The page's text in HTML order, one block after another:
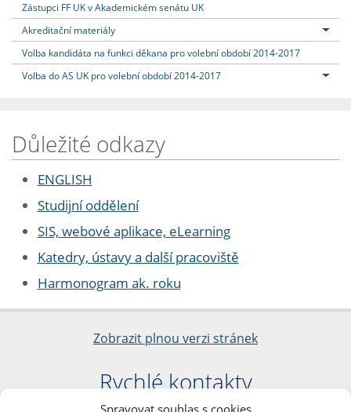
Spravovat souhlas s cookies
Zástupci FF UK v Akademickém senátu UK
Akreditační materiály
Volba kandidáta na funkci děkana pro volební období 2014-2017
Volba do AS UK pro volební období 2014-2017
Důležité odkazy
ENGLISH
Studijní oddělení
SIS, webové aplikace, eLearning
Katedry, ústavy a další pracoviště
Harmonogram ak. roku
Zobrazit plnou verzi stránek
Rychlé kontakty